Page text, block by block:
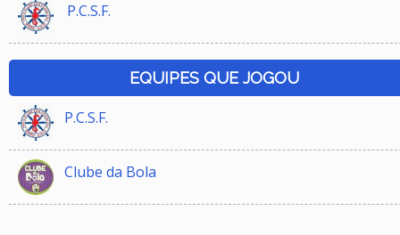
P.C.S.F.
EQUIPES QUE JOGOU
P.C.S.F.
Clube da Bola